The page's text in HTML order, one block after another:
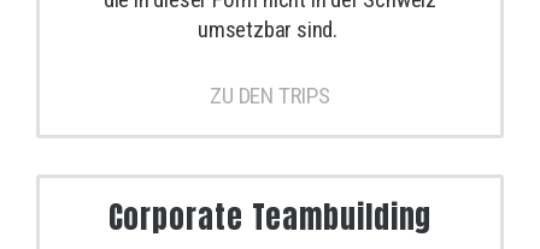
umsetzbar sind.
ZU DEN TRIPS
Corporate Teambuilding